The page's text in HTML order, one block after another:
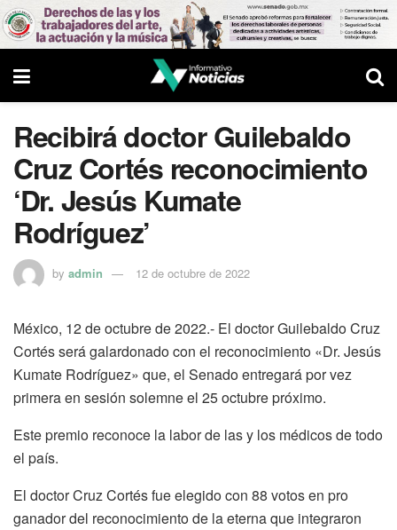
Recibirá doctor Guilebaldo
Cruz Cortés reconocimiento
‘Dr. Jesús Kumate
Rodríguez’
by admin 12 de octubre de 2022
México, 12 de octubre de 2022.- El doctor Guilebaldo Cruz
Cortés será galardonado con el reconocimiento «Dr. Jesús
Kumate Rodríguez» que, el Senado entregará por vez
primera en sesión solemne el 25 octubre próximo.
Este premio reconoce la labor de las y los médicos de todo
el país.
El doctor Cruz Cortés fue elegido con 88 votos en pro
ganador del reconocimiento de la eterna que integraron